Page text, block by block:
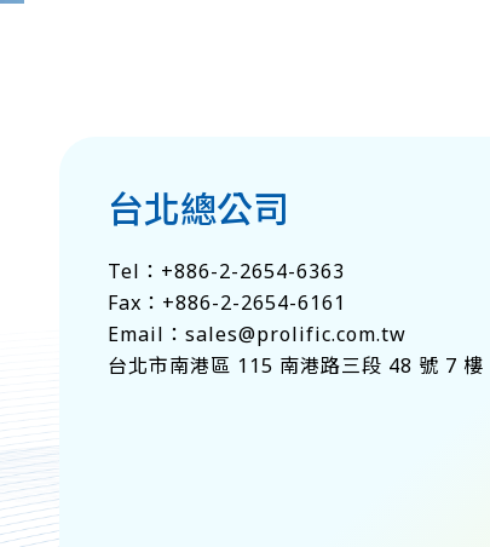
台北總公司
Tel： +886-2-2654-6363
Fax：+886-2-2654-6161
Email： sales@prolific.com.tw
台北市南港區 115 南港路三段 48 號 7 樓